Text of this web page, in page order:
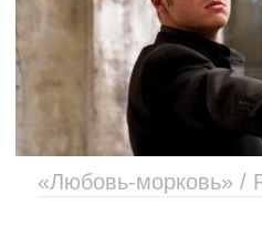
«Любовь-морковь» /